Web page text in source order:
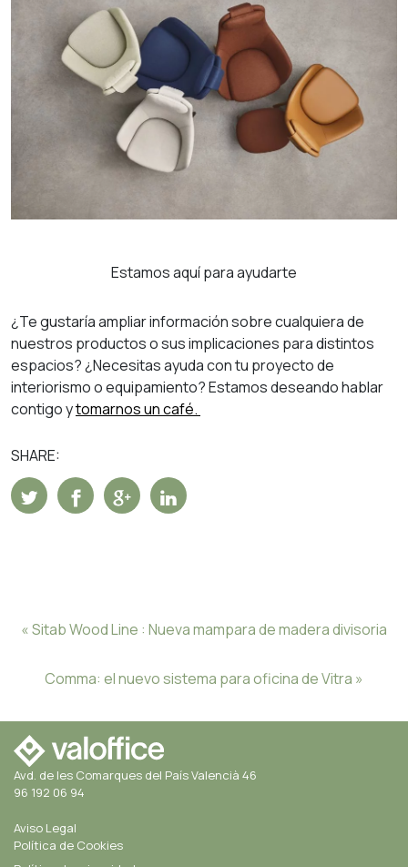
Estamos aquí para ayudarte
¿Te gustaría ampliar información sobre cualquiera de
nuestros productos o sus implicaciones para distintos
espacios? ¿Necesitas ayuda con tu proyecto de
interiorismo o equipamiento? Estamos deseando hablar
contigo ytomarnos un café.
SHARE:
«Sitab Wood Line : Nueva mampara de madera divisoria
Comma: el nuevo sistema para oficina de Vitra »
Avd. de les Comarques del País Valencià 46
96 192 06 94
Aviso Legal
Política de Cookies